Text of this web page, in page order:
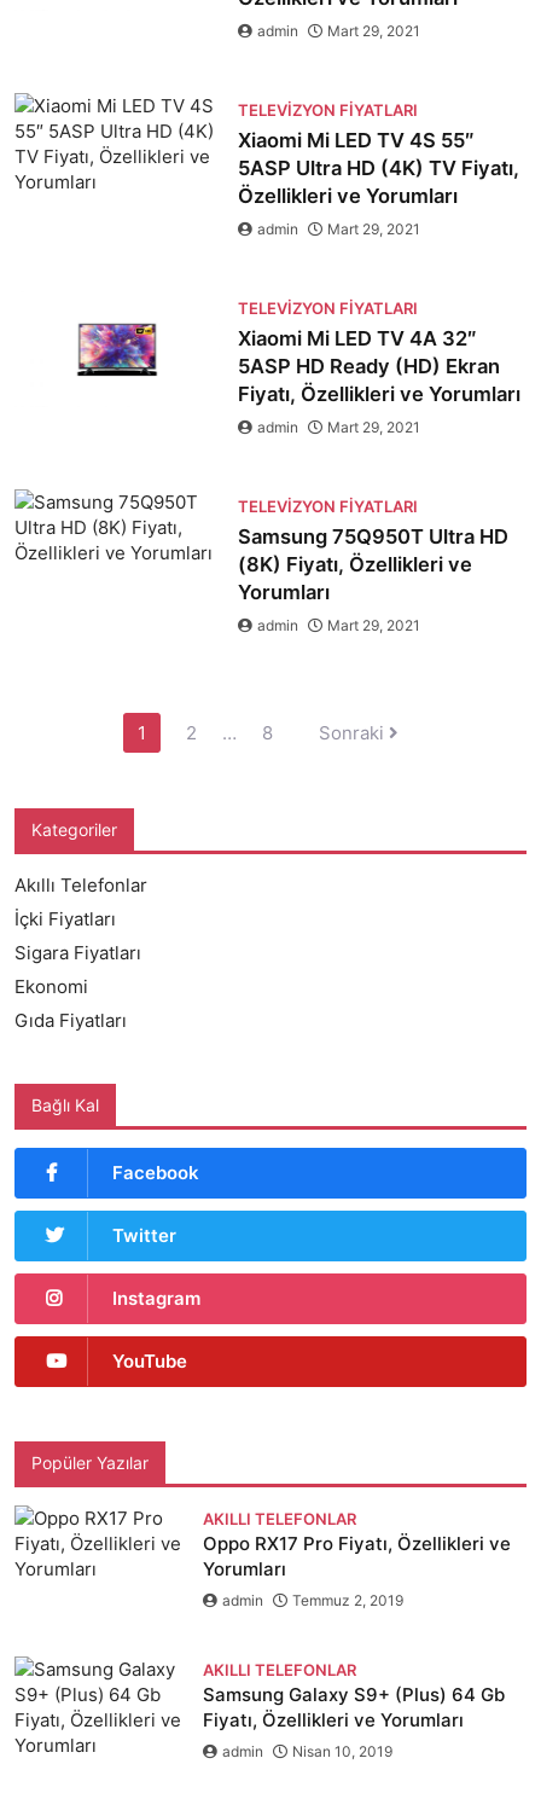
admin Mart 29, 2021
TELEVIZYON FIYATLARI
Xiaomi Mi LED TV 4S 55″
5ASP Ultra HD (4K) TV Fiyatı,
Özellikleri ve Yorumları
admin Mart 29, 2021
TELEVIZYON FIYATLARI
Xiaomi Mi LED TV 4A 32″
5ASP HD Ready (HD) Ekran
Fiyatı, Özellikleri ve Yorumları
admin Mart 29, 2021
TELEVIZYON FIYATLARI
Samsung 75Q950T Ultra HD
(8K) Fiyatı, Özellikleri ve
Yorumları
admin Mart 29, 2021
sayfalandırması
1 2 … 8 Sonraki
Kategoriler
Akıllı Telefonlar
İçki Fiyatları
Sigara Fiyatları
Ekonomi
Gıda Fiyatları
Bağlı Kal
Facebook
Twitter
Instagram
YouTube
Popüler Yazılar
AKILLI TELEFONLAR
Oppo RX17 Pro Fiyatı, Özellikleri ve
Yorumları
admin Temmuz 2, 2019
AKILLI TELEFONLAR
Samsung Galaxy S9+ (Plus) 64 Gb
Fiyatı, Özellikleri ve Yorumları
admin Nisan 10, 2019